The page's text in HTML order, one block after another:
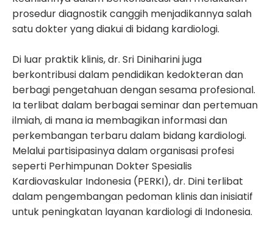
prosedur diagnostik canggih menjadikannya salah
satu dokter yang diakui di bidang kardiologi.
Di luar praktik klinis, dr. Sri Diniharini juga
berkontribusi dalam pendidikan kedokteran dan
berbagi pengetahuan dengan sesama profesional.
Ia terlibat dalam berbagai seminar dan pertemuan
ilmiah, di mana ia membagikan informasi dan
perkembangan terbaru dalam bidang kardiologi.
Melalui partisipasinya dalam organisasi profesi
seperti Perhimpunan Dokter Spesialis
Kardiovaskular Indonesia (PERKI), dr. Dini terlibat
dalam pengembangan pedoman klinis dan inisiatif
untuk peningkatan layanan kardiologi di Indonesia.